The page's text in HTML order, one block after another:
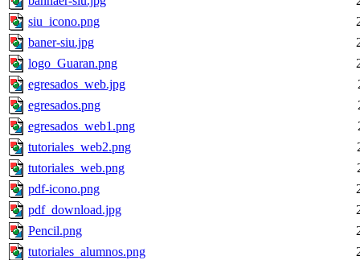
siu_icono.png
baner-siu.jpg
logo_Guaran.png
egresados_web.jpg
egresados.png
egresados_web1.png
tutoriales_web2.png
tutoriales_web.png
pdf-icono.png
pdf_download.jpg
Pencil.png
tutoriales_alumnos.png